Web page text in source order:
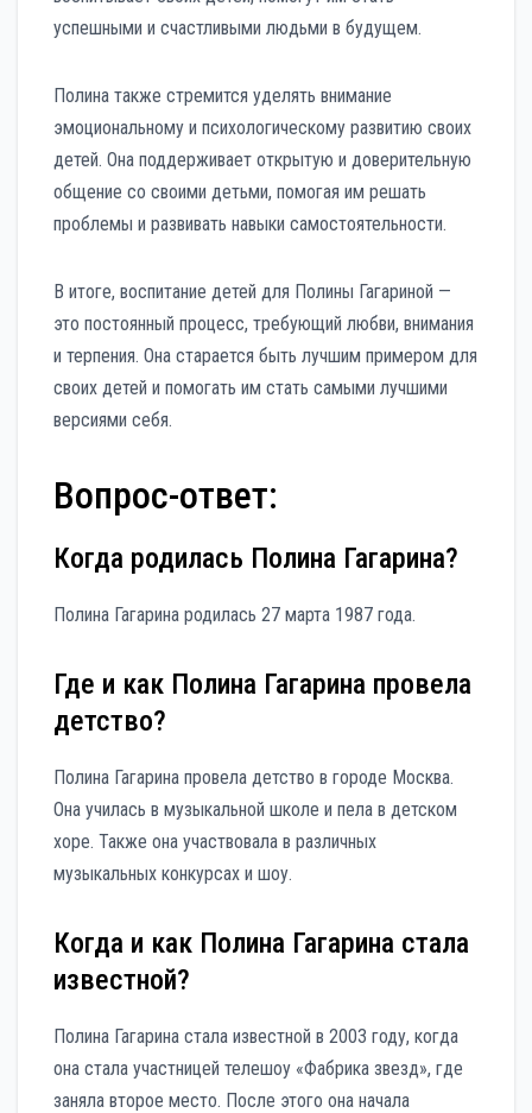
успешными и счастливыми людьми в будущем.
Полина также стремится уделять внимание
эмоциональному и психологическому развитию своих
детей. Она поддерживает открытую и доверительную
общение со своими детьми, помогая им решать
проблемы и развивать навыки самостоятельности.
В итоге, воспитание детей для Полины Гагариной —
это постоянный процесс, требующий любви, внимания
и терпения. Она старается быть лучшим примером для
своих детей и помогать им стать самыми лучшими
версиями себя.
Вопрос-ответ:
Когда родилась Полина Гагарина?
Полина Гагарина родилась 27 марта 1987 года.
Где и как Полина Гагарина провела
детство?
Полина Гагарина провела детство в городе Москва.
Она училась в музыкальной школе и пела в детском
хоре. Также она участвовала в различных
музыкальных конкурсах и шоу.
Когда и как Полина Гагарина стала
известной?
Полина Гагарина стала известной в 2003 году, когда
она стала участницей телешоу «Фабрика звезд», где
заняла второе место. После этого она начала